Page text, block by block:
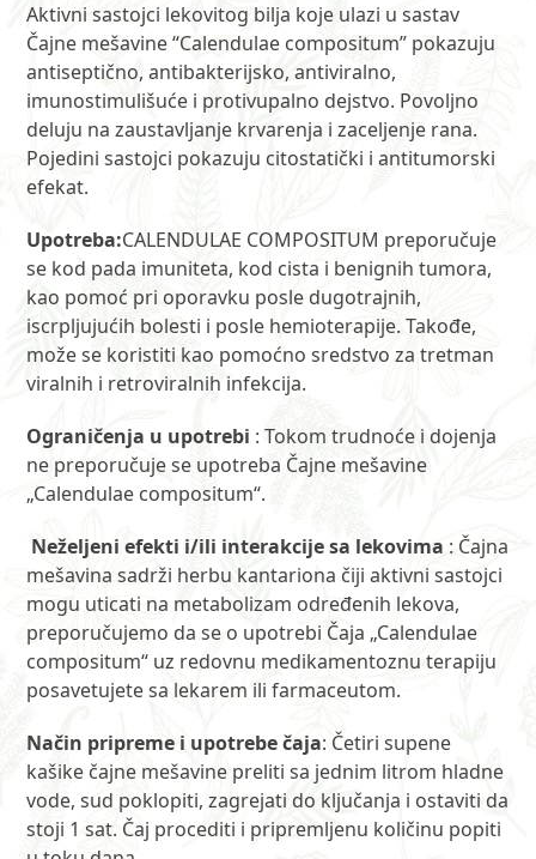
Aktivni sastojci lekovitog bilja koje ulazi u sastav
Čajne mešavine “Calendulae compositum” pokazuju
antiseptično, antibakterijsko, antiviralno,
imunostimulišuće i protivupalno dejstvo. Povoljno
deluju na zaustavljanje krvarenja i zaceljenje rana.
Pojedini sastojci pokazuju citostatički i antitumorski
efekat.
Upotreba:CALENDULAE COMPOSITUM preporučuje
se kod pada imuniteta, kod cista i benignih tumora,
kao pomoć pri oporavku posle dugotrajnih,
iscrpljujućih bolesti i posle hemioterapije. Takođe,
može se koristiti kao pomoćno sredstvo za tretman
viralnih i retroviralnih infekcija.
Ograničenja u upotrebi : Tokom trudnoće i dojenja
ne preporučuje se upotreba Čajne mešavine
„Calendulae compositum“.
Neželjeni efekti i/ili interakcije sa lekovima : Čajna
mešavina sadrži herbu kantariona čiji aktivni sastojci
mogu uticati na metabolizam određenih lekova,
preporučujemo da se o upotrebi Čaja „Calendulae
compositum“ uz redovnu medikamentoznu terapiju
posavetujete sa lekarem ili farmaceutom.
Način pripreme i upotrebe čaja: Četiri supene
kašike čajne mešavine preliti sa jednim litrom hladne
vode, sud poklopiti, zagrejati do ključanja i ostaviti da
stoji 1 sat. Čaj procediti i pripremljenu količinu popiti